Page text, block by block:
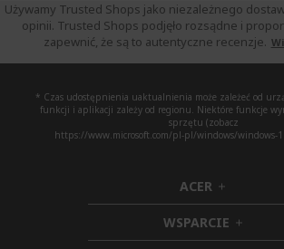
Używamy Trusted Shops jako niezależnego
opinii. Trusted Shops podjęło rozsądne i
zapewnić, że są to autentyczne recenzje.
* Czas udostępnienia uaktualnienia może zależeć od
funkcji i aplikacji zależy od regionu. Niektóre funkcje
sprzętu (zobacz
https://www.microsoft.com/pl-pl/windows/windows-
ACER h
i
d
d
WSPARCIE h
i